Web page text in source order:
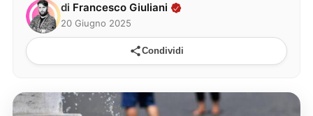
di Francesco Giuliani
20 Giugno 2025
Condividi